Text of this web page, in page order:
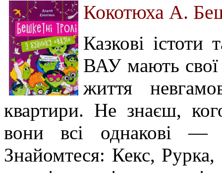
Кокотюха А.
Казкові істоти
ВАУ мають свої
життя
квартири. Не знаєш,
вони всі однакові
Знайомтеся: Кекс,